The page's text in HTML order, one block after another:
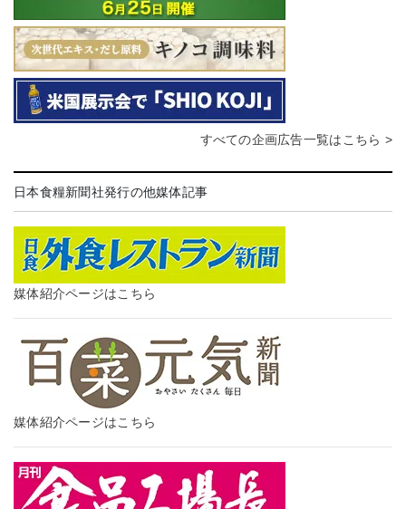
すべての企画広告一覧はこちら >
日本食糧新聞社発行の他媒体記事
媒体紹介ページはこちら
媒体紹介ページはこちら